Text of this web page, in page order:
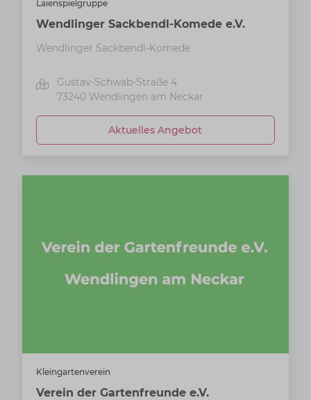
Laienspielgruppe
Wendlinger Sackbendl-Komede e.V.
Wendlinger Sackbendl-Komede
Gustav-Schwab-Straße 4
73240 Wendlingen am Neckar
Aktuelles Angebot
Kleingartenverein
Verein der Gartenfreunde e.V.